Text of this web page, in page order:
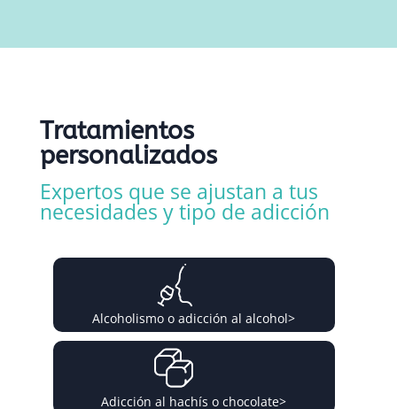
Tratamientos
personalizados
Expertos que se ajustan a tus
necesidades y tipo de adicción
Alcoholismo o adicción al alcohol>
Adicción al hachís o chocolate>